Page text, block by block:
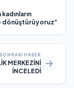
dönüştürüyoruz”
SONRAKI HABER
MERKEZİNİ
İNCELEDİ